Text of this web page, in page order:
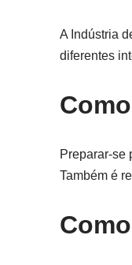
A Indústria
diferentes
Preparar-se
Também é